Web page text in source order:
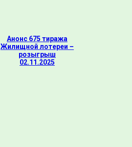
Анонс 675 тиража
Жилищной лотереи –
розыгрыш
02.11.2025